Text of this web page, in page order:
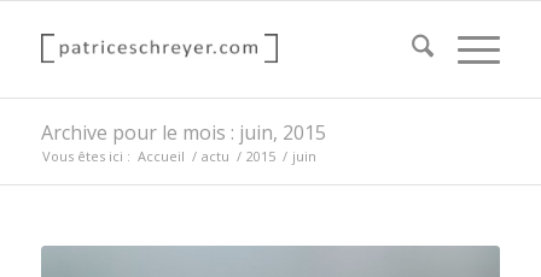
Archive pour le mois : juin, 2015
Vous êtes ici : Accueil / actu / 2015 / juin